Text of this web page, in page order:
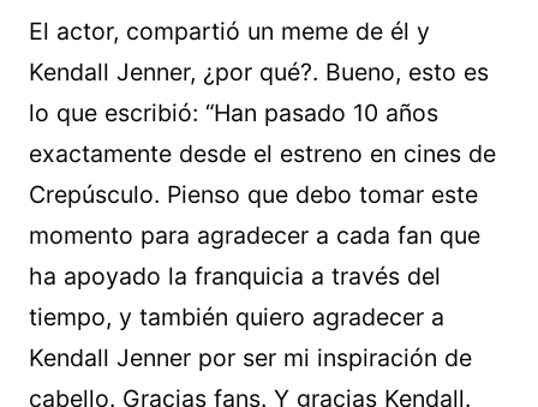
El actor, compartió un meme de él y
Kendall Jenner, ¿por qué?. Bueno, esto es
lo que escribió: “Han pasado 10 años
exactamente desde el estreno en cines de
Crepúsculo. Pienso que debo tomar este
momento para agradecer a cada fan que
ha apoyado la franquicia a través del
tiempo, y también quiero agradecer a
Kendall Jenner por ser mi inspiración de
cabello. Gracias fans. Y gracias Kendall.